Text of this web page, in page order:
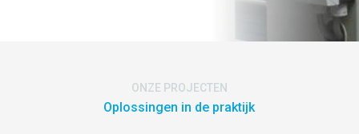
ONZE PROJECTEN
Oplossingen in de praktijk